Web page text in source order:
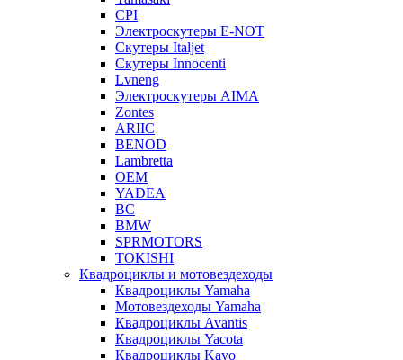
CPI
Электроскутеры E-NOT
Скутеры Italjet
Скутеры Innocenti
Lvneng
Электроскутеры AIMA
Zontes
ARIIC
BENOD
Lambretta
OEM
YADEA
BC
BMW
SPRMOTORS
TOKISHI
Квадроциклы и мотовездеходы
Квадроциклы Yamaha
Мотовездеходы Yamaha
Квадроциклы Avantis
Квадроциклы Yacota
Квадроциклы Kayo